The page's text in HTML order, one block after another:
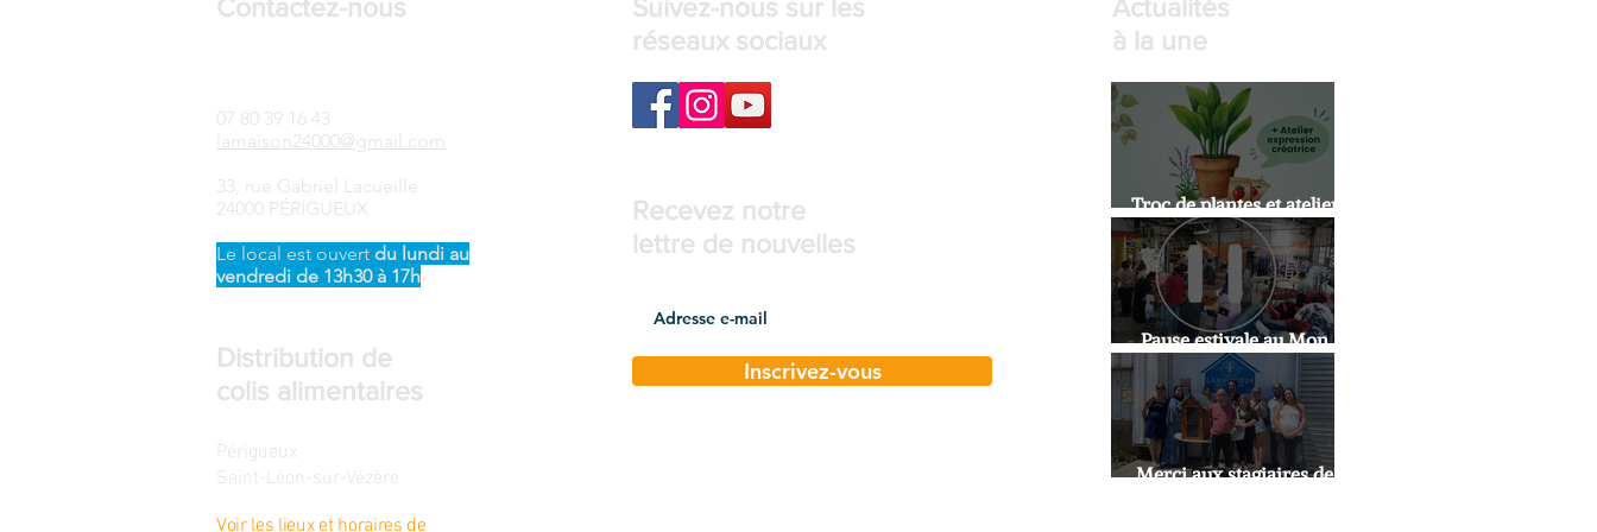
Contactez-nous
07 80 39 16 43
lamaison24000@gmail.com
33, rue Gabriel Lacueille
24000 PÉRIGUEUX
Le local est ouvert ​ du lundi au
vendredi de 13h30 à 17h
Distribution de
colis alimentaires
Périgueux
Saint-Léon-sur-Vézère
Voir les lieux et horaires de
Suivez-nous sur les
réseaux sociaux
Recevez notre
lettre de nouvelles
Inscrivez-vous
Actualités
à la une
Troc de plantes et atelier
expression artistique
Pause estivale au Mon
Doux Café
Merci aux stagiaires de